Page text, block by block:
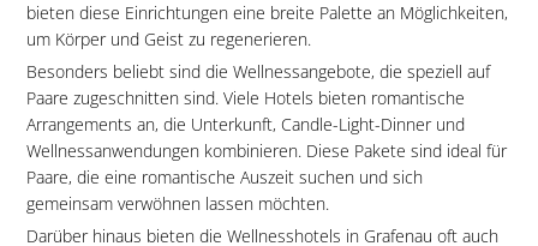
bieten diese Einrichtungen eine breite Palette an Möglichkeiten,
um Körper und Geist zu regenerieren.
Besonders beliebt sind die Wellnessangebote, die speziell auf
Paare zugeschnitten sind. Viele Hotels bieten romantische
Arrangements an, die Unterkunft, Candle-Light-Dinner und
Wellnessanwendungen kombinieren. Diese Pakete sind ideal für
Paare, die eine romantische Auszeit suchen und sich
gemeinsam verwöhnen lassen möchten.
Darüber hinaus bieten die Wellnesshotels in Grafenau oft auch